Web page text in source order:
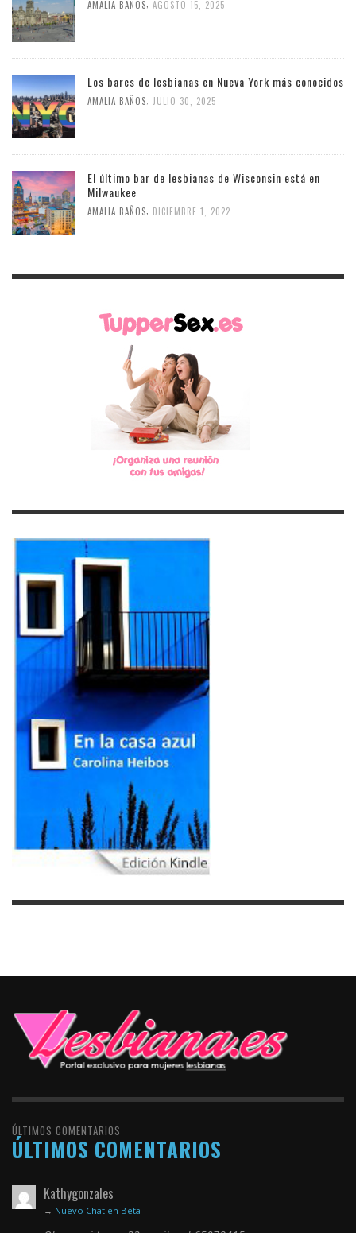
AMALIA BAÑOS, AGOSTO 15, 2025
Los bares de lesbianas en Nueva York más conocidos
AMALIA BAÑOS, JULIO 30, 2025
El último bar de lesbianas de Wisconsin está en
Milwaukee
AMALIA BAÑOS, DICIEMBRE 1, 2022
ÚLTIMOS COMENTARIOS
ÚLTIMOS COMENTARIOS
Kathygonzales
→ Nuevo Chat en Beta